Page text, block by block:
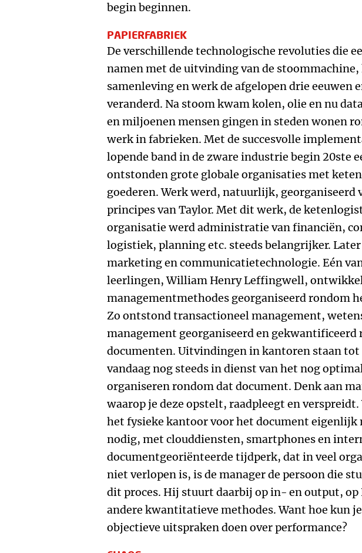
begin beginnen.
PAPIERFABRIEK
De verschillende technologische revoluties die
namen met de uitvinding van de stoommachine,
samenleving en werk de afgelopen drie eeuwen
veranderd. Na stoom kwam kolen, olie en nu
en miljoenen mensen gingen in steden wonen
werk in fabrieken. Met de succesvolle
lopende band in de zware industrie begin 20ste
ontstonden grote globale organisaties met
goederen. Werk werd, natuurlijk, georganiseerd
principes van Taylor. Met dit werk, de
organisatie werd administratie van financiën,
logistiek, planning etc. steeds belangrijker. Later
marketing en communicatietechnologie. Eén
leerlingen, William Henry Leffingwell,
managementmethodes georganiseerd rondom
Zo ontstond transactioneel management,
management georganiseerd en gekwantificeerd
documenten. Uitvindingen in kantoren staan tot
vandaag nog steeds in dienst van het nog
organiseren rondom dat document. Denk aan
waarop je deze opstelt, raadpleegt en verspreidt.
het fysieke kantoor voor het document eigenlijk
nodig, met clouddiensten, smartphones en
documentgeoriënteerde tijdperk, dat in veel
niet verlopen is, is de manager de persoon die
dit proces. Hij stuurt daarbij op in- en output, op
andere kwantitatieve methodes. Want hoe kun
objectieve uitspraken doen over performance?